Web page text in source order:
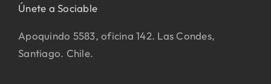
Únete a Sociable
Apoquindo 5583, oficina 142. Las Condes,
Santiago. Chile.